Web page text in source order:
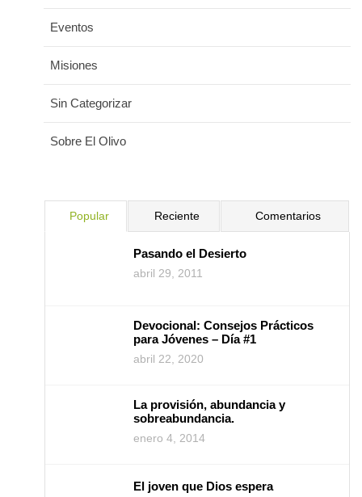
Eventos
Misiones
Sin Categorizar
Sobre El Olivo
Popular Reciente Comentarios
Pasando el Desierto
abril 29, 2011
Devocional: Consejos Prácticos
para Jóvenes – Día #1
abril 22, 2020
La provisión, abundancia y
sobreabundancia.
enero 4, 2014
El joven que Dios espera